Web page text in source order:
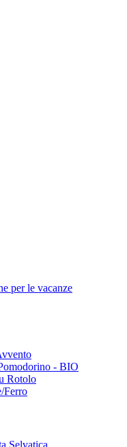
per le vacanze
- BIO
Rotolo
Ferro
Selvatica